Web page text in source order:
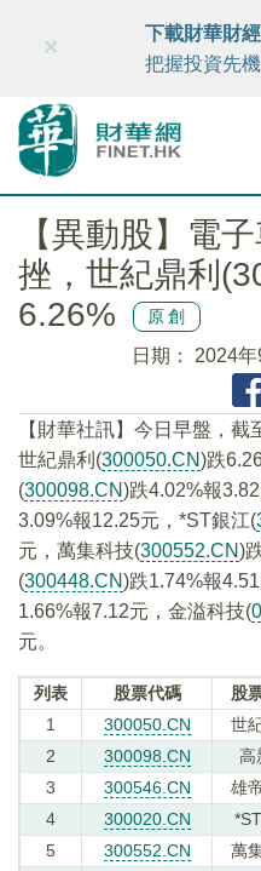
財華智庫網 FINTV
×
下載財華財
把握投資先機
【異動股】電
挫，世紀鼎利
6.26%
原創
日期： 2024
【財華社訊】今日早盤，截
世紀鼎利(300050.CN)跌
(300098.CN)跌4.02%報
3.09%報12.25元，*ST銀江(
元，萬集科技(300552.CN)
(300448.CN)跌1.74%報
1.66%報7.12元，金溢科技(
元。
列表 股票代碼 股
1
300050.CN 世
2
300098.CN 高
3
300546.CN 雄
4
300020.CN
5
300552.CN 萬